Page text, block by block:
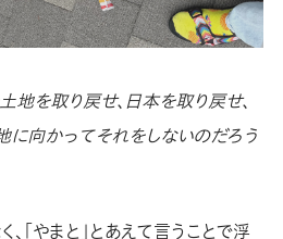
地を取り戻せ、日本を取り戻せ、
に向かってそれをしないのだろう
、「やまと」とあえて言うことで浮